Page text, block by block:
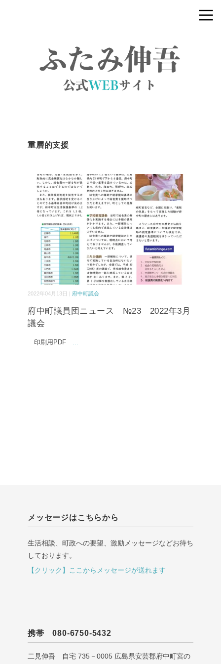
重層的支援
2022年04月13日 | 府中町議会
府中町議員団ニュース №23 2022年3月
議会
印刷用PDF ...
メッセージはこちらから
生活相談、町政への要望、激励メッセージなどお待ち
しております。
【クリック】ここからメッセージが送れます
携帯 080-6750-5432
二見伸吾 自宅 735－0005 広島県安芸郡府中町宮の